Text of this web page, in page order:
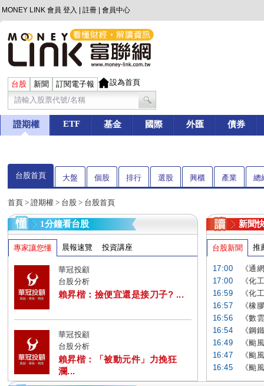
MONEY LINK 會員 登入 註冊 會員中心
台股 新聞 訂閱電子報 設為首頁
證期權 ETF 基金 國際 外匯 債券
台股首頁 大盤 個股 排行 選股 興櫃 產業 總
首頁 > 證期權 > 台股 > 台股首頁
1分鐘看台股
專家讓您懂 晨報速覽 投資講座
華冠投顧
台股分析
賴昇楷：撿便宜還是接刀子? ...
華冠投顧
台股分析
賴昇楷：「被動元件」力挽狂
瀾...
新聞
台股新聞 推
17:00
《通
17:00
《化
16:59
《化
16:57
《橡
16:56
《數
16:54
《鋼
16:49
《颱
16:47
《颱
16:45
《颱